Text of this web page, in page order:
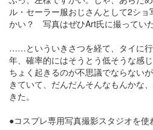
ル・セーラー服おじさんとして2シ
かい？ 写真はぜひArt氏に撮っていた
……といういきさつを経て、タイに
年、確率的にはそうとう低そうな感
ちょく起きるのが不思議でならない
きていて、だんだんそんなもんかな
きた。
●コスプレ専用写真撮影スタジオを使